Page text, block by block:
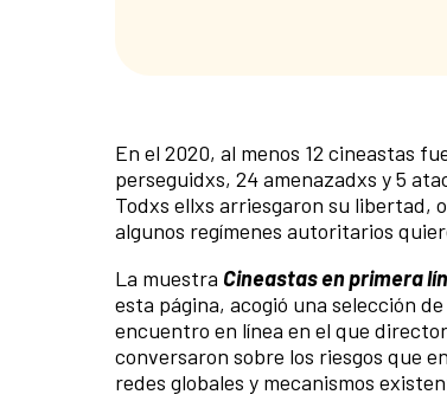
En el 2020, al menos 12 cineastas
perseguidxs, 24 amenazadxs y 5
Todxs ellxs arriesgaron su libertad,
algunos regímenes autoritarios
La muestra Cineastas en primera
esta página, acogió una selección
encuentro en línea en el que
conversaron sobre los riesgos que
redes globales y mecanismos